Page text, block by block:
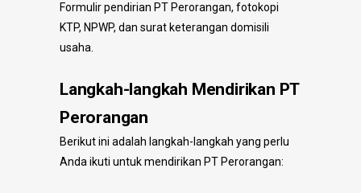
Formulir pendirian PT Perorangan, fotokopi
KTP, NPWP, dan surat keterangan domisili
usaha.
Langkah-langkah Mendirikan PT
Perorangan
Berikut ini adalah langkah-langkah yang perlu
Anda ikuti untuk mendirikan PT Perorangan: